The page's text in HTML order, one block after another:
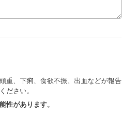
重、下痢、食欲不振、出血などが報告
ださい。
性があります。